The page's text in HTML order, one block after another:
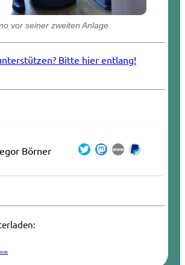
vor seiner zweiten Anlage.
Bitte hier entlang!
Börner
MB